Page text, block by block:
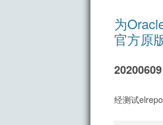
为
官方原
经测试